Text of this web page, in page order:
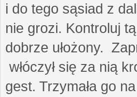
i do tego sąsiad z
nie grozi. Kontroluj
dobrze ułożony.
włóczył się za nią
gest. Trzymała go